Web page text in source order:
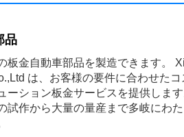
品
板金自動車部品を製造できます。
は、お客様の要件に合わせた
ーション板金サービスを提供しま
試作から大量の量産まで多岐にわ